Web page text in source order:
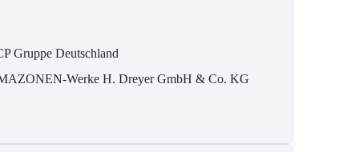
Gruppe Deutschland
Werke H. Dreyer GmbH & Co. KG